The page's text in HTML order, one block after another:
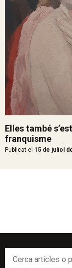
Elles també
franquisme
Publicat el 15 de juliol